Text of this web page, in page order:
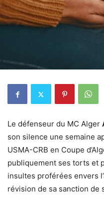
Le défenseur du MC Alger
son silence une semaine
USMA-CRB en Coupe
publiquement ses torts et
insultes proférées envers
révision de sa sanction de